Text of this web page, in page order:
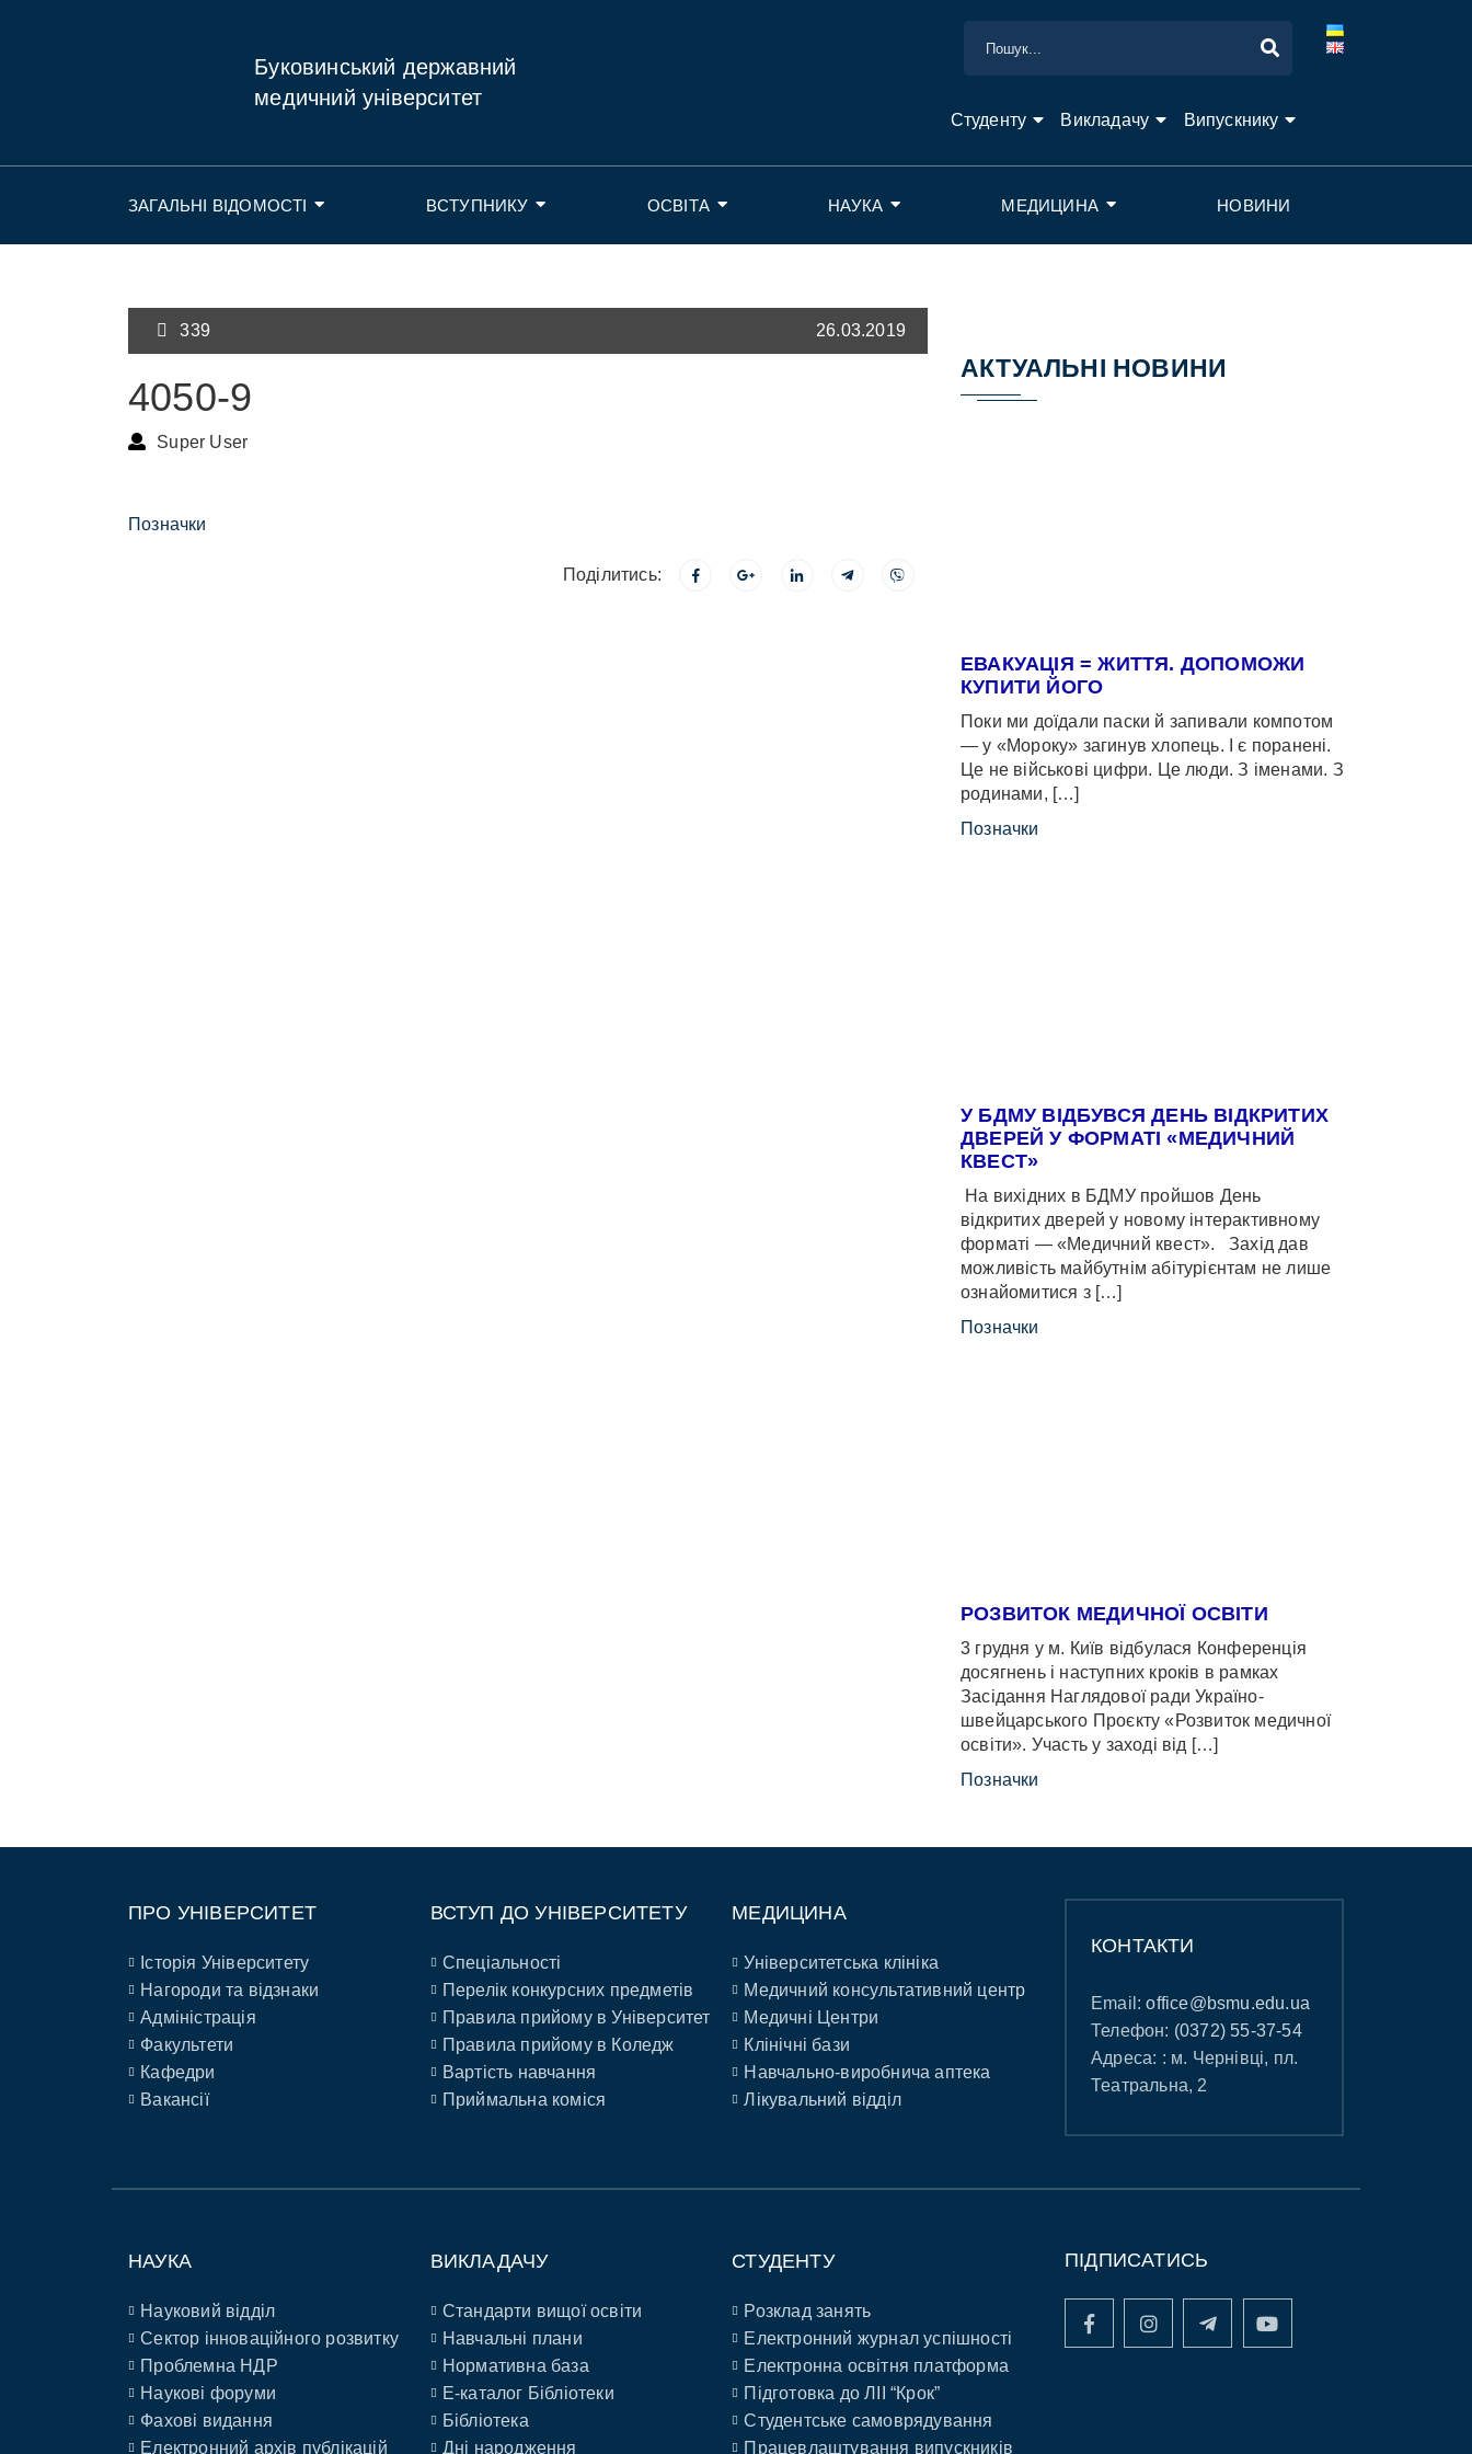
Буковинський державний
медичний університет
Студенту Викладачу Випускнику
ЗАГАЛЬНІ ВІДОМОСТІ ВСТУПНИКУ ОСВІТА НАУКА МЕДИЦИНА НОВИНИ
339 26.03.2019
4050-9
Super User
Позначки
Поділитись:
АКТУАЛЬНІ НОВИНИ
ЕВАКУАЦІЯ = ЖИТТЯ. ДОПОМОЖИ
КУПИТИ ЙОГО
Поки ми доїдали паски й запивали компотом
— у «Мороку» загинув хлопець. І є поранені.
Це не військові цифри. Це люди. З іменами. З
родинами, […]
Позначки
У БДМУ ВІДБУВСЯ ДЕНЬ ВІДКРИТИХ
ДВЕРЕЙ У ФОРМАТІ «МЕДИЧНИЙ
КВЕСТ»
На вихідних в БДМУ пройшов День
відкритих дверей у новому інтерактивному
форматі — «Медичний квест». Захід дав
можливість майбутнім абітурієнтам не лише
ознайомитися з […]
Позначки
РОЗВИТОК МЕДИЧНОЇ ОСВІТИ
3 грудня у м. Київ відбулася Конференція
досягнень і наступних кроків в рамках
Засідання Наглядової ради Україно-
швейцарського Проєкту «Розвиток медичної
освіти». Участь у заході від […]
Позначки
ПРО УНІВЕРСИТЕТ
Історія Університету
Нагороди та відзнаки
Адміністрація
Факультети
Кафедри
Вакансії
ВСТУП ДО УНІВЕРСИТЕТУ
Спеціальності
Перелік конкурсних предметів
Правила прийому в Університет
Правила прийому в Коледж
Вартість навчання
Приймальна коміся
МЕДИЦИНА
Університетська клініка
Медичний консультативний центр
Медичні Центри
Клінічні бази
Навчально-виробнича аптека
Лікувальний відділ
КОНТАКТИ
Email:office@bsmu.edu.ua
Телефон: (0372) 55-37-54
Адреса: : м. Чернівці, пл.
Театральна, 2
НАУКА
Науковий відділ
Сектор інноваційного розвитку
Проблемна НДР
Наукові форуми
Фахові видання
Електронний архів публікацій
ВИКЛАДАЧУ
Стандарти вищої освіти
Навчальні плани
Нормативна база
E-каталог Бібліотеки
Бібліотека
Дні народження
СТУДЕНТУ
Розклад занять
Електронний журнал успішності
Електронна освітня платформа
Підготовка до ЛІІ “Крок”
Студентське самоврядування
Працевлаштування випускників
ПІДПИСАТИСЬ